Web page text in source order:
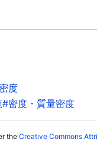
度
密度・質量密度
the Creative Commons